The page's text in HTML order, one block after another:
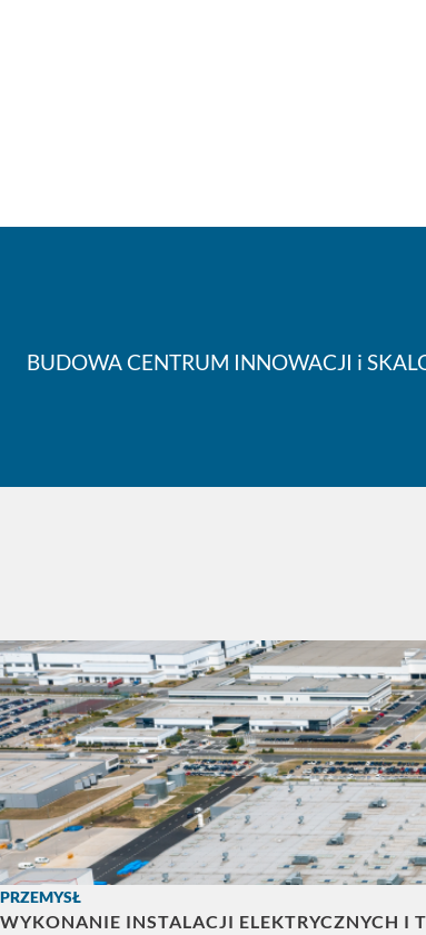
BUDOWA CENTRUM INNOWACJI i
PRZEMYSŁ
WYKONANIE INSTALACJI ELEKTRYCZNYCH I